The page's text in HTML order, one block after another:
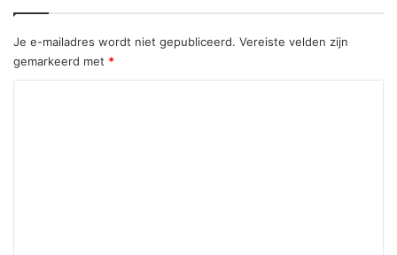
Je e-mailadres wordt niet gepubliceerd. Vereiste velden zijn
gemarkeerd met *